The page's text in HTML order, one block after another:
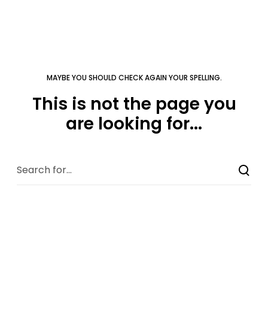
MAYBE YOU SHOULD CHECK AGAIN YOUR SPELLING.
This is not the page you
are looking for...